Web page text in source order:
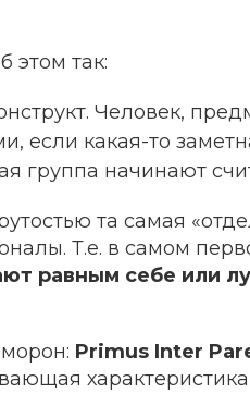
этом так:
Человек,
если какая-то
группа начинают
та самая
Т.е. в самом
равным себе или
Primus Inter
характеристика